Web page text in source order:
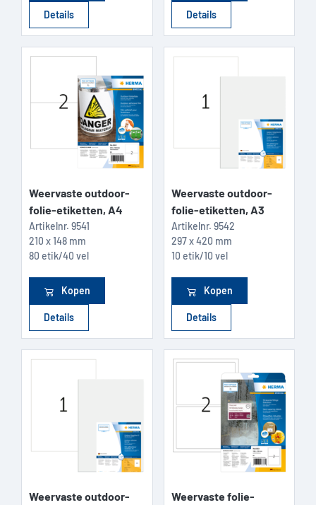
Details Details
Weervaste outdoor-
folie-etiketten, A4
Artikelnr. 9541
210 x 148 mm
80 etik/40 vel
Kopen
Details
Weervaste outdoor-
folie-etiketten, A3
Artikelnr. 9542
297 x 420 mm
10 etik/10 vel
Kopen
Details
Weervaste outdoor-
Weervaste folie-